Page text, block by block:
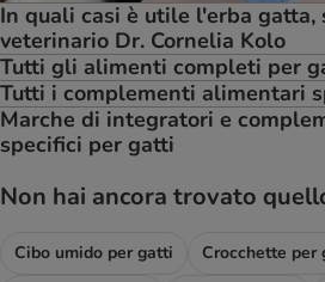
In quali casi è utile l'erba gatta,
veterinario Dr. Cornelia Kolo
Tutti gli alimenti completi per
Tutti i complementi alimentari
Marche di integratori e
specifici per gatti
Non hai ancora trovato
Cibo umido per gatti
Crocchette per